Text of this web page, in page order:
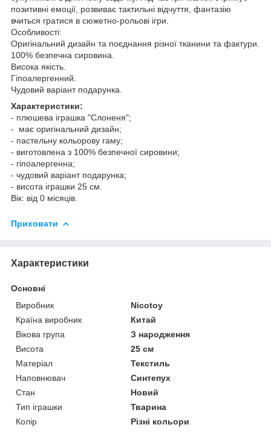
позитивні емоції, розвиває тактильні відчуття, фантазію
вчиться гратися в сюжетно-рольові ігри.
Особливості:
Оригінальний дизайн та поєднання різної тканини та фактури.
100% безпечна сировина.
Висока якість.
Гіпоалергенний.
Чудовий варіант подарунка.
Характеристики:
- плюшева іграшка "Слоненя";
- має оригінальний дизайн;
- пастельну кольорову гаму;
- виготовлена з 100% безпечної сировини;
- гіпоалергенна;
- чудовий варіант подарунка;
- висота іграшки 25 см.
Вік: від 0 місяців.
Приховати
Характеристики
Основні
Виробник
Nicotoy
Країна виробник
Китай
Вікова група
З народження
Висота
25 см
Матеріал
Текстиль
Наповнювач
Синтепух
Стан
Новий
Тип іграшки
Тварина
Колір
Різні кольори